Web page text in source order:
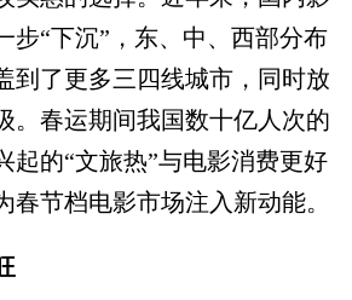
步“下沉”，东、中、西部分布
到了更多三四线城市，同时放
。春运期间我国数十亿人次的
起的“文旅热”与电影消费更好
春节档电影市场注入新动能。